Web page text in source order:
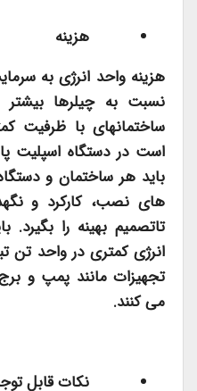
هزینه
هزینه واحد انرژی به
نسبت به چیلرها بیشتر
است در دستگاه اسپلیت
باید هر ساختمان و
های نصب، کارکرد و
تاتصمیم بهینه را
انرژی کمتری در واحد تن
تجهیزات مانند پمپ و
می کنند.
نکات قابل